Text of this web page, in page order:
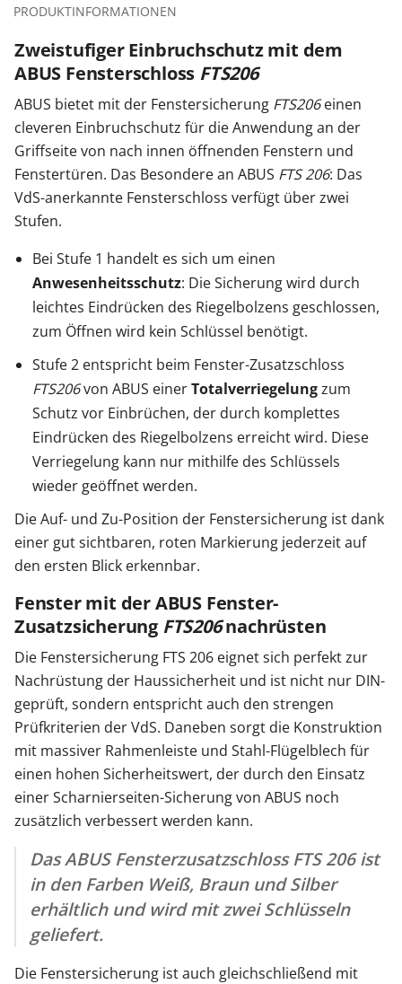
PRODUKTINFORMATIONEN
Zweistufiger Einbruchschutz mit dem
ABUS Fensterschloss FTS206
ABUS bietet mit der Fenstersicherung FTS206einen
cleveren Einbruchschutz für die Anwendung an der
Griffseite von nach innen öffnenden Fenstern und
Fenstertüren. Das Besondere an ABUS FTS 206: Das
VdS-anerkannte Fensterschloss verfügt über zwei
Stufen.
Bei Stufe 1 handelt es sich um einen
Anwesenheitsschutz: Die Sicherung wird durch
leichtes Eindrücken des Riegelbolzens geschlossen,
zum Öffnen wird kein Schlüssel benötigt.
Stufe 2 entspricht beim Fenster-Zusatzschloss
FTS206von ABUS einerTotalverriegelungzum
Schutz vor Einbrüchen, der durch komplettes
Eindrücken des Riegelbolzens erreicht wird. Diese
Verriegelung kann nur mithilfe des Schlüssels
wieder geöffnet werden.
Die Auf- und Zu-Position der Fenstersicherung ist dank
einer gut sichtbaren, roten Markierung jederzeit auf
den ersten Blick erkennbar.
Fenster mit der ABUS Fenster-
Zusatzsicherung FTS206nachrüsten
Die Fenstersicherung FTS 206 eignet sich perfekt zur
Nachrüstung der Haussicherheit und ist nicht nur DIN-
geprüft, sondern entspricht auch den strengen
Prüfkriterien der VdS. Daneben sorgt die Konstruktion
mit massiver Rahmenleiste und Stahl-Flügelblech für
einen hohen Sicherheitswert, der durch den Einsatz
einer Scharnierseiten-Sicherung von ABUS noch
zusätzlich verbessert werden kann.
Das ABUS Fensterzusatzschloss FTS 206 ist
in den Farben Weiß, Braun und Silber
erhältlich und wird mit zwei Schlüsseln
geliefert.
Die Fenstersicherung ist auch gleichschließend mit